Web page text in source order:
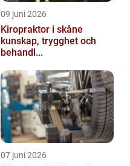
09 juni 2026
Kiropraktor i skåne
kunskap, trygghet och
behandl...
07 juni 2026